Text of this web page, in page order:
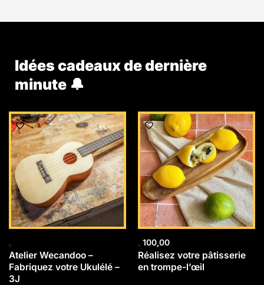
Idées cadeaux de dernière
minute 🔔
Atelier Wecandoo –
Fabriquez votre Ukulélé –
3J
100,00
Réalisez votre pâtisserie
en trompe-l’œil